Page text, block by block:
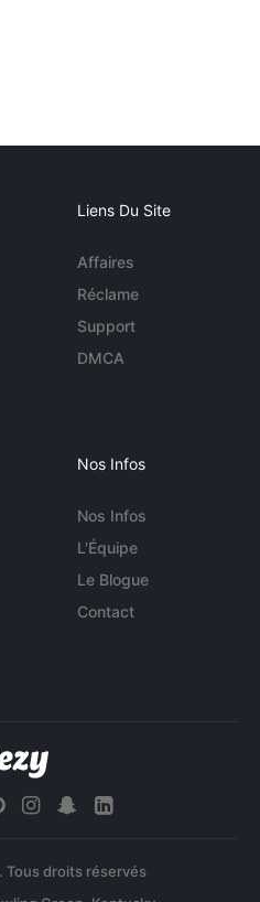
Liens Du Site
Affaires
Réclame
Support
DMCA
Nos Infos
Nos Infos
L'Équipe
Le Blogue
Contact
Tous droits réservés